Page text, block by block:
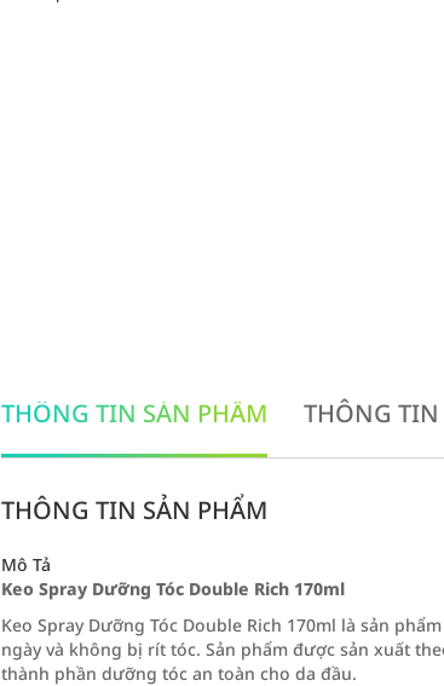
THÔNG TIN SẢN PHẨM THÔNG
THÔNG TIN SẢN PHẨM
Mô Tả
Keo Spray Dưỡng Tóc Double Rich 170ml
Keo Spray Dưỡng Tóc Double Rich 170ml là sản
ngày và không bị rít tóc. Sản phẩm được sản xuất
thành phần dưỡng tóc an toàn cho da đầu.